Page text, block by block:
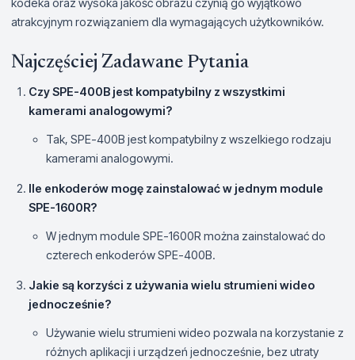
kodeka oraz wysoka jakość obrazu czynią go wyjątkowo
atrakcyjnym rozwiązaniem dla wymagających użytkowników.
Najczęściej Zadawane Pytania
Czy SPE-400B jest kompatybilny z wszystkimi
kamerami analogowymi?
Tak, SPE-400B jest kompatybilny z wszelkiego rodzaju
kamerami analogowymi.
Ile enkoderów mogę zainstalować w jednym module
SPE-1600R?
W jednym module SPE-1600R można zainstalować do
czterech enkoderów SPE-400B.
Jakie są korzyści z używania wielu strumieni wideo
jednocześnie?
Używanie wielu strumieni wideo pozwala na korzystanie z
różnych aplikacji i urządzeń jednocześnie, bez utraty